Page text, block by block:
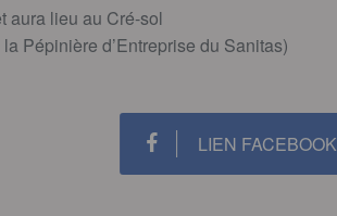
aura lieu au Cré-sol
Pépinière d’Entreprise du Sanitas)
LIEN FACEBOOK